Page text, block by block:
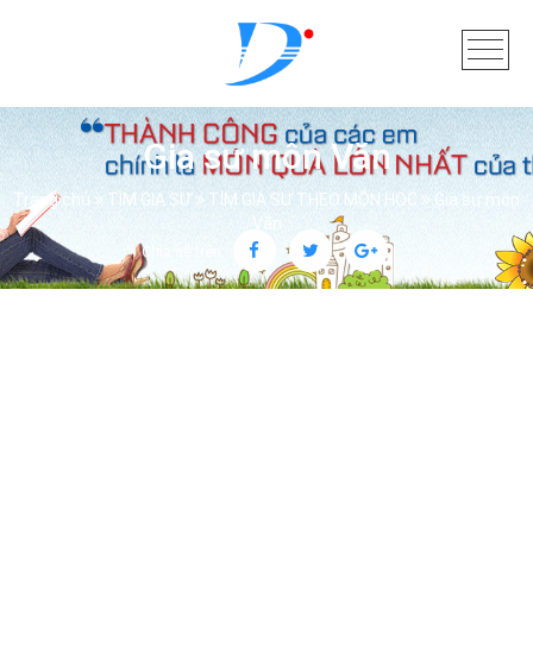
Gia sư môn Văn
Trang chủ TÌM GIA SƯ TÌM GIA SƯ THEO MÔN HỌC
Gia sư môn
Văn
Chia sẻ trên: